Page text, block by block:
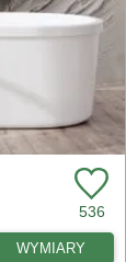
536
WYMIARY